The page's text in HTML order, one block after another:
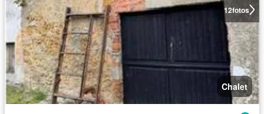
12fotos
Chalet